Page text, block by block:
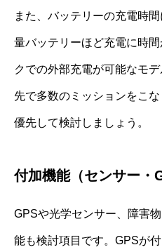
また、バッテリーの充電時
量バッテリーほど充電に時
クでの外部充電が可能なモ
先で多数のミッションをこ
優先して検討しましょう。
付加機能（センサー・
GPSや光学センサー、障害
能も検討項目です。GPSが